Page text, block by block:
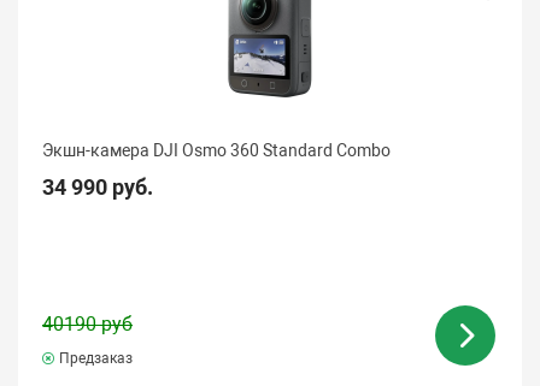
Экшн-камера DJI Osmo 360 Standard Combo
34 990 руб.
40190 руб
Предзаказ